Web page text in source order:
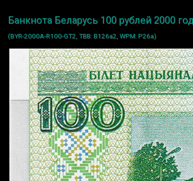
Банкнота Беларусь 100 рублей 2000
(BYR-2000A-R100-GT2, TBB: B126a2, WPM: P26a)